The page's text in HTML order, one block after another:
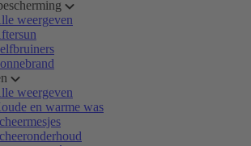
weergeven
weergeven
en warme was